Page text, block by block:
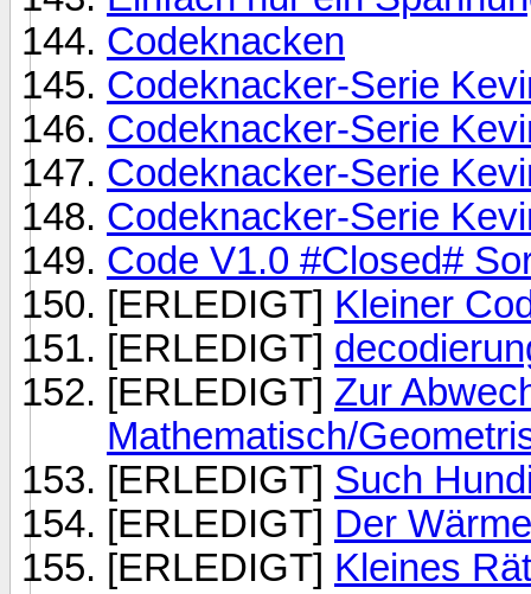
Codeknacken
Codeknacker-Serie
Codeknacker-Serie
Codeknacker-Serie
Codeknacker-Serie
Code V1.0 #Closed#
[ERLEDIGT] Kleiner
[ERLEDIGT]
[ERLEDIGT] Zur
Mathematisch/
[ERLEDIGT] Such
[ERLEDIGT] Der
[ERLEDIGT] Kleines